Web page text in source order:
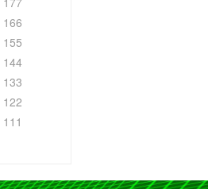
166
155
144
133
122
111